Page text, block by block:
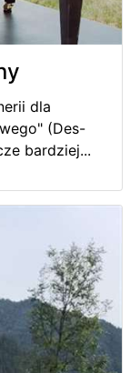
dla
(Des-
bardziej...